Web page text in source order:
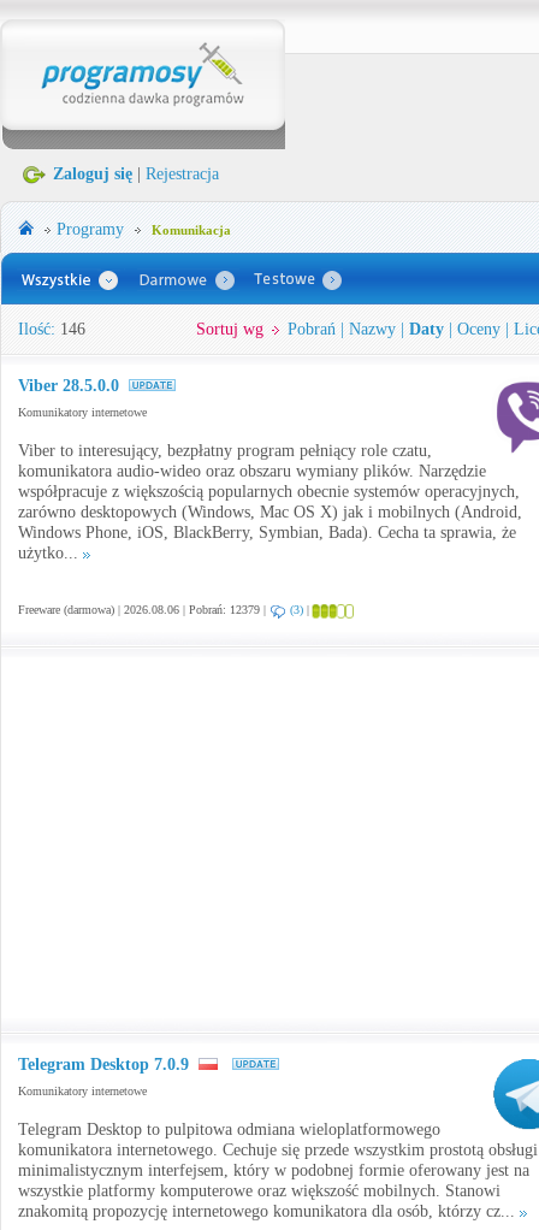
Zaloguj się Rejestracja
Programy Komunikacja
Ilość: 146 Sortuj wg Pobrań Nazwy Daty Oceny
Viber 28.5.0.0
Komunikatory internetowe
Viber to interesujący, bezpłatny program pełniący role czatu,
komunikatora audio-wideo oraz obszaru wymiany plików. Narzędzie
współpracuje z większością popularnych obecnie systemów operacyjnych,
zarówno desktopowych (Windows, Mac OS X) jak i mobilnych (Android,
Windows Phone, iOS, BlackBerry, Symbian, Bada). Cecha ta sprawia, że
użytko...
Freeware (darmowa) | 2026.08.06 | Pobrań: 12379 | (3) |
Telegram Desktop 7.0.9
Komunikatory internetowe
Telegram Desktop to pulpitowa odmiana wieloplatformowego
komunikatora internetowego. Cechuje się przede wszystkim prostotą
minimalistycznym interfejsem, który w podobnej formie oferowany jest na
wszystkie platformy komputerowe oraz większość mobilnych. Stanowi
znakomitą propozycję internetowego komunikatora dla osób, którzy cz...